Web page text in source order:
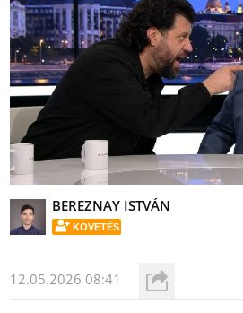
BEREZNAY ISTVÁN
KÖVETÉS
12.05.2026 08:41